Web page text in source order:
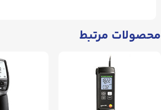
محصولات مرتبط